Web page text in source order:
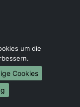
um die
Cookies